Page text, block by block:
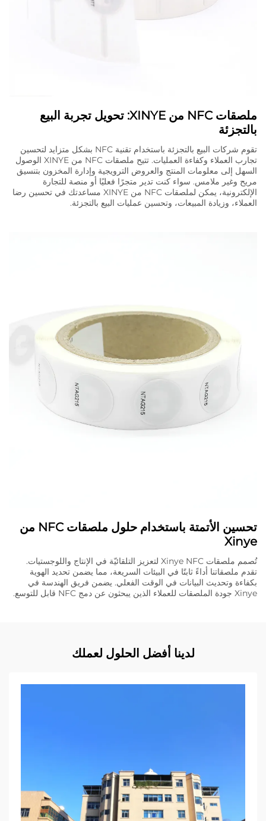
ملصقات NFC من XINYE: تحويل تجربة البيع
بالتجزئة
تقوم شركات البيع بالتجزئة باستخدام تقنية NFC بشكل متزايد لتحسين
تجارب العملاء وكفاءة العمليات. تتيح ملصقات NFC من XINYE الوصول
السهل إلى معلومات المنتج والعروض الترويجية وإدارة المخزون بتنسيق
مريح وغير ملامس. سواء كنت تدير متجرًا فعليًا أو منصة للتجارة
الإلكترونية، يمكن لملصقات NFC من XINYE مساعدتك في تحسين رضا
العملاء، وزيادة المبيعات، وتحسين عمليات البيع بالتجزئة.
تحسين الأتمتة باستخدام حلول ملصقات NFC من
Xinye
تُصمم ملصقات Xinye NFC لتعزيز التلقائيّة في الإنتاج واللوجستيات.
تقدم ملصقاتنا أداءً ثابتًا في البيئات السريعة، مما يضمن تحديد الهوية
بكفاءة وتحديث البيانات في الوقت الفعلي. يضمن فريق الهندسة في
Xinye جودة الملصقات للعملاء الذين يبحثون عن دمج NFC قابل للتوسع.
لدينا أفضل الحلول لعملك